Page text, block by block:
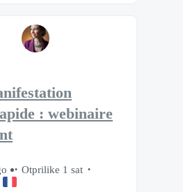
: webinaire
Otprilike 1 sat